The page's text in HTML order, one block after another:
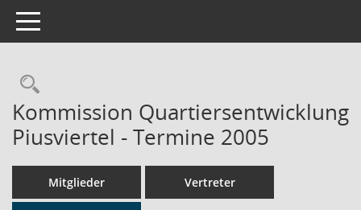
Toggle navigation
Rechercheauswahl
Kommission Quartiersentwicklung
Piusviertel - Termine 2005
Mitglieder Vertreter